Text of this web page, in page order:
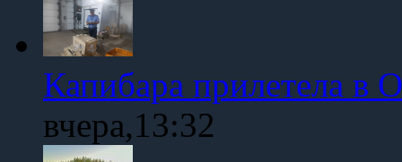
Капибара прилетела в
вчера,13:32